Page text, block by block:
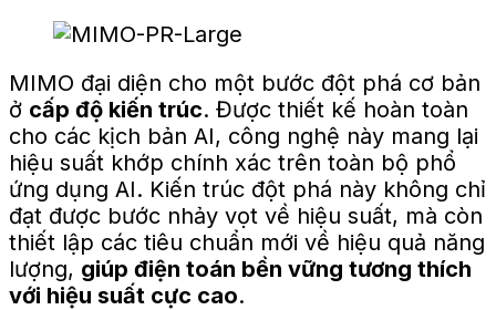
MIMO đại diện cho một bước đột phá cơ bản
ở cấp độ kiến ​​trúc. Được thiết kế hoàn toàn
cho các kịch bản AI, công nghệ này mang lại
hiệu suất khớp chính xác trên toàn bộ phổ
ứng dụng AI. Kiến trúc đột phá này không chỉ
đạt được bước nhảy vọt về hiệu suất, mà còn
thiết lập các tiêu chuẩn mới về hiệu quả năng
lượng, giúp điện toán bền vững tương thích
với hiệu suất cực cao.